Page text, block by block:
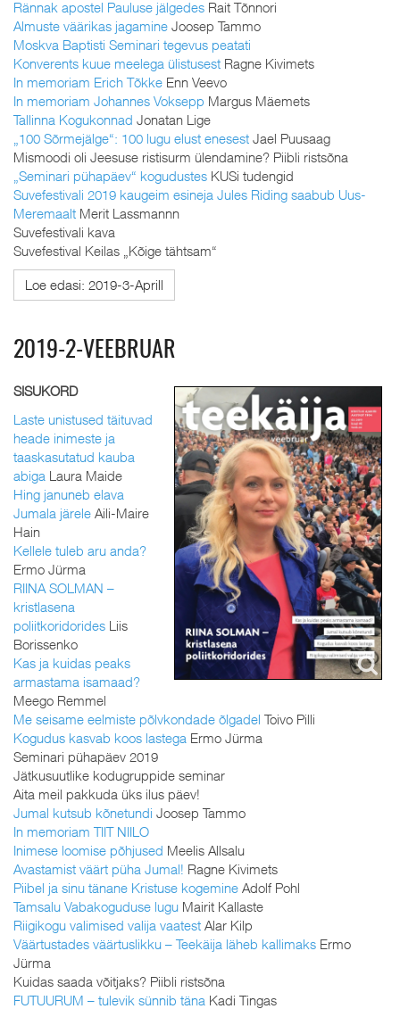
Rännak apostel Pauluse jälgedes Rait Tõnnori
Almuste väärikas jagamine Joosep Tammo
Moskva Baptisti Seminari tegevus peatati
Konverents kuue meelega ülistusest Ragne Kivimets
In memoriam Erich Tõkke Enn Veevo
In memoriam Johannes Voksepp Margus Mäemets
Tallinna Kogukonnad Jonatan Lige
„100 Sõrmejälge“: 100 lugu elust enesest Jael Puusaag
Mismoodi oli Jeesuse ristisurm ülendamine? Piibli ristsõna
„Seminari pühapäev“ kogudustes KUSi tudengid
Suvefestivali 2019 kaugeim esineja Jules Riding saabub Uus-
Meremaalt Merit Lassmannn
Suvefestivali kava
Suvefestival Keilas „Kõige tähtsam“
Loe edasi: 2019-3-Aprill
2019-2-VEEBRUAR
SISUKORD
Laste unistused täituvad
heade inimeste ja
taaskasutatud kauba
abiga Laura Maide
Hing januneb elava
Jumala järele Aili-Maire
Hain
Kellele tuleb aru anda?
Ermo Jürma
RIINA SOLMAN –
kristlasena
poliitkoridorides Liis
Borissenko
Kas ja kuidas peaks
armastama isamaad?
Meego Remmel
Me seisame eelmiste põlvkondade õlgadel Toivo Pilli
Kogudus kasvab koos lastega Ermo Jürma
Seminari pühapäev 2019
Jätkusuutlike kodugruppide seminar
Aita meil pakkuda üks ilus päev!
Jumal kutsub kõnetundi Joosep Tammo
In memoriam TIIT NIILO
Inimese loomise põhjused Meelis Allsalu
Avastamist väärt püha Jumal! Ragne Kivimets
Piibel ja sinu tänane Kristuse kogemine Adolf Pohl
Tamsalu Vabakoguduse lugu Mairit Kallaste
Riigikogu valimised valija vaatest Alar Kilp
Väärtustades väärtuslikku – Teekäija läheb kallimaks Ermo
Jürma
Kuidas saada võitjaks? Piibli ristsõna
FUTUURUM – tulevik sünnib täna Kadi Tingas